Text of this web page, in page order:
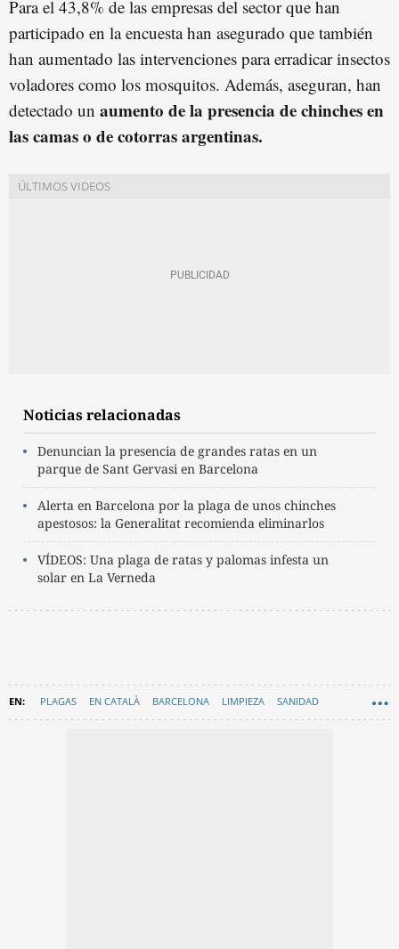
Para el 43,8% de las empresas del sector que han
participado en la encuesta han asegurado que también
han aumentado las intervenciones para erradicar insectos
voladores como los mosquitos. Además, aseguran, han
detectado un aumento de la presencia de chinches en
las camas o de cotorras argentinas.
Noticias relacionadas
Denuncian la presencia de grandes ratas en un
parque de Sant Gervasi en Barcelona
Alerta en Barcelona por la plaga de unos chinches
apestosos: la Generalitat recomienda eliminarlos
VÍDEOS: Una plaga de ratas y palomas infesta un
solar en La Verneda
PLAGAS EN CATALÀ BARCELONA LIMPIEZA SANIDAD